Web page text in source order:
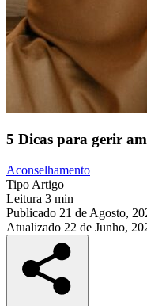
5 Dicas para gerir
Aconselhamento
Tipo Artigo
Leitura 3 min
Publicado 21 de Agosto,
Atualizado 22 de Junho,